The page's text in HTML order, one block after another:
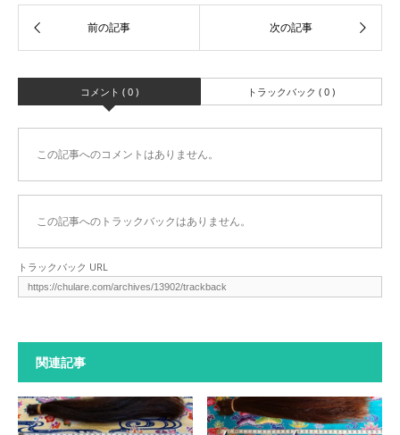
コメント ( 0 ) トラックバック ( 0 )
この記事へのコメントはありません。
この記事へのトラックバックはありません。
トラックバック URL
関連記事